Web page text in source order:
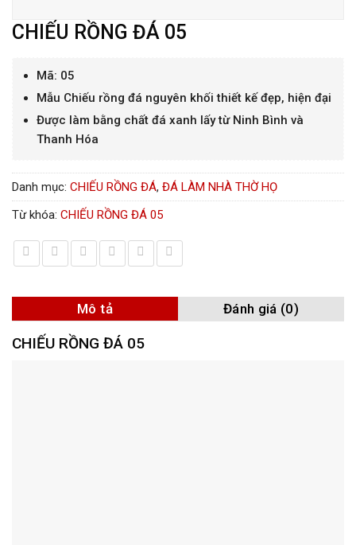
CHIẾU RỒNG ĐÁ 05
Mã: 05
Mẫu Chiếu rồng đá nguyên khối thiết kế đẹp, hiện đại
Được làm bằng chất đá xanh lấy từ Ninh Bình và
Thanh Hóa
Danh mục: CHIẾU RỒNG ĐÁ, ĐÁ LÀM NHÀ THỜ HỌ
Từ khóa: CHIẾU RỒNG ĐÁ 05
Mô tả Đánh giá (0)
CHIẾU RỒNG ĐÁ 05